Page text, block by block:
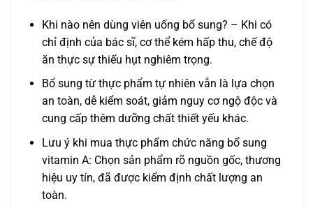
Khi nào nên dùng viên uống bổ sung? – Khi có
chỉ định của bác sĩ, cơ thể kém hấp thu, chế độ
ăn thực sự thiếu hụt nghiêm trọng.
Bổ sung từ thực phẩm tự nhiên vẫn là lựa chọn
an toàn, dễ kiểm soát, giảm nguy cơ ngộ độc và
cung cấp thêm dưỡng chất thiết yếu khác.
Lưu ý khi mua thực phẩm chức năng bổ sung
vitamin A: Chọn sản phẩm rõ nguồn gốc, thương
hiệu uy tín, đã được kiểm định chất lượng an
toàn.